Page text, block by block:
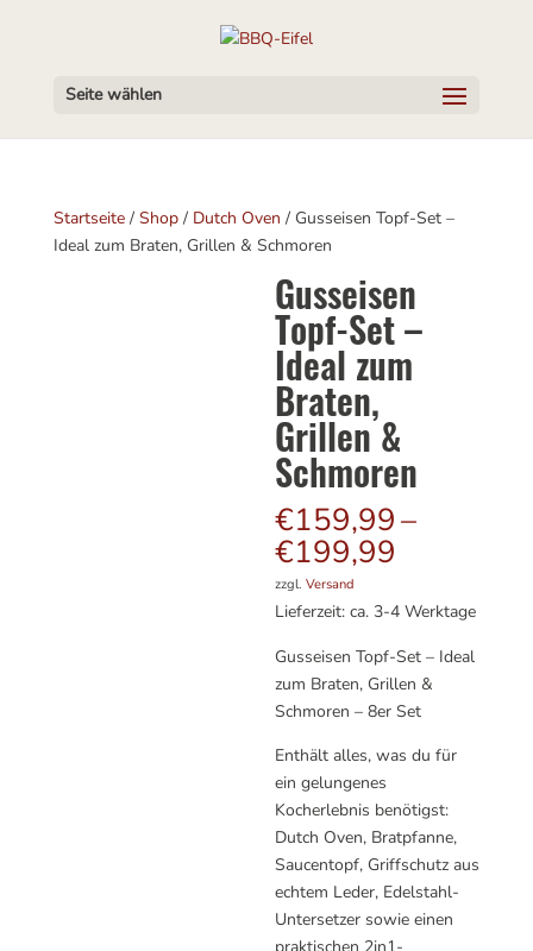
Seite wählen
Startseite/ Shop/ Dutch Oven / Gusseisen Topf-Set –
Ideal zum Braten, Grillen & Schmoren
Gusseisen
Topf-Set –
Ideal zum
Braten,
Grillen &
Schmoren
€159,99–
€199,99
bis
€199,99
zzgl.Versand
Lieferzeit: ca. 3-4 Werktage
Gusseisen Topf-Set – Ideal
zum Braten, Grillen &
Schmoren – 8er Set
Enthält alles, was du für
ein gelungenes
Kocherlebnis benötigst:
Dutch Oven, Bratpfanne,
Saucentopf, Griffschutz aus
echtem Leder, Edelstahl-
Untersetzer sowie einen